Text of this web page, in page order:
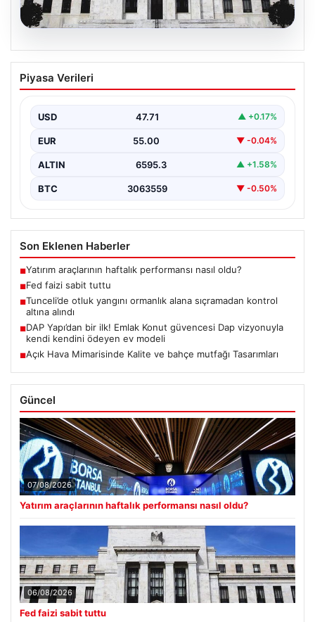
Fed faizi sabit tuttu
Piyasa Verileri
USD 47.71 ▲ +0.17%
EUR 55.00 ▼ -0.04%
ALTIN 6595.3 ▲ +1.58%
BTC 3063559 ▼ -0.50%
Son Eklenen Haberler
■Yatırım araçlarının haftalık performansı nasıl oldu?
■Fed faizi sabit tuttu
■Tunceli’de otluk yangını ormanlık alana sıçramadan kontrol
altına alındı
■DAP Yapı’dan bir ilk! Emlak Konut güvencesi Dap vizyonuyla
kendi kendini ödeyen ev modeli
■Açık Hava Mimarisinde Kalite ve bahçe mutfağı Tasarımları
Güncel
07/08/2026
Yatırım araçlarının haftalık performansı nasıl oldu?
06/08/2026
Fed faizi sabit tuttu